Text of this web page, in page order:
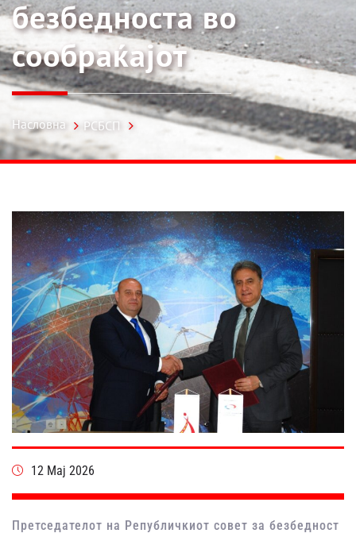
безбедноста во
сообраќајот
Насловна РСБСП
12 Мај 2026
Претседателот на Републичкиот совет за безбедност